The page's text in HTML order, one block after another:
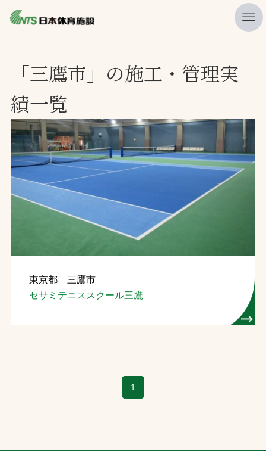
ニュース
プレスリリース
レポート
製品・サービス一覧
施工・管理実績一覧
会社概要
検索
お問合せ
「三鷹市」の施工・管理実
績一覧
東京都 三鷹市
セサミテニススクール三鷹
1